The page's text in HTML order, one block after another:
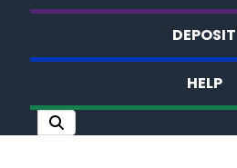
DEPOSIT
HELP